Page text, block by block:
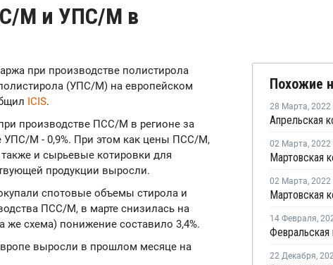
М и УПС/М в
при производстве полистирола
(УПС/М) на европейском
ICIS.
производстве ПСС/М в регионе за
УПС/М - 0,9%. При этом как цены ПСС/М,
и сырьевые котировки для
продукции выросли.
спотовые объемы стирола и
ПСС/М, в марте снизилась на
же схема) понижение составило 3,4%.
выросли в прошлом месяце на
Похожие
28 Марта, 2022
02 Марта, 2022
02 Марта, 2022
14 Февраля,
22 Декабря,